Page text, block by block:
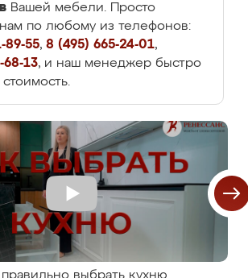
Вашей мебели. Просто
по любому из телефонов:
89-55, 8 (495) 665-24-01,
68-13, и наш менеджер быстро